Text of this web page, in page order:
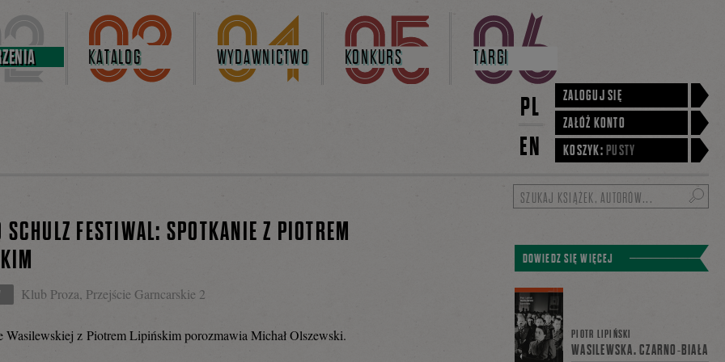
KATALOG WYDAWNICTWO KONKURS TARGI
PL
EN
ZALOGUJ SIĘ
ZAŁÓŻ KONTO
KOSZYK: PUSTY
SCHULZ FESTIWAL: SPOTKANIE Z PIOTREM
Klub Proza, Przejście Garncarskie 2
Wasilewskiej z Piotrem Lipińskim porozmawia Michał Olszewski.
DOWIEDZ SIĘ WIĘCEJ
PIOTR LIPIŃSKI
WASILEWSKA. CZARNO-BIAŁA